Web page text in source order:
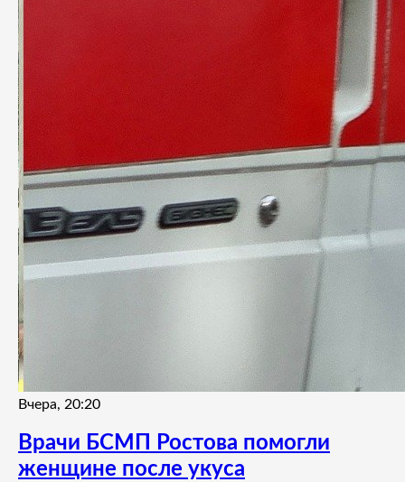
Вчера, 20:20
Врачи БСМП Ростова помогли
женщине после укуса